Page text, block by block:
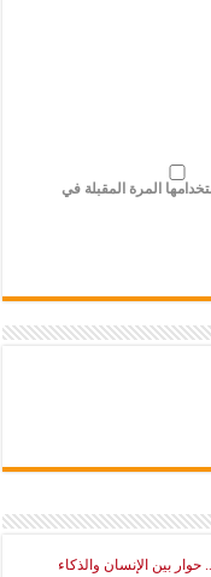
المرة المقبلة في
بين الإنسان والذكاء